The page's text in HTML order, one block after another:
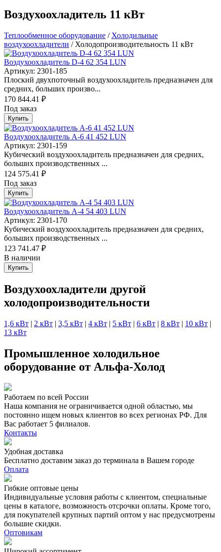
Воздухоохладитель 11 кВт
Теплообменное оборудование / Холодильные
воздухоохладители / Холодопроизводительность 11 кВт
Воздухоохладитель D-4 62 354 LUN
Артикул: 2301-185
Плоский двухпоточный воздухоохладитель предназначен для
средних, больших произво...
170 844.41 ₽
Под заказ
Купить
Воздухоохладитель А-6 41 452 LUN
Артикул: 2301-159
Кубический воздухоохладитель предназначен для средних,
больших производственных ...
124 575.41 ₽
Под заказ
Купить
Воздухоохладитель А-4 54 403 LUN
Артикул: 2301-170
Кубический воздухоохладитель предназначен для средних,
больших производственных ...
123 741.47 ₽
В наличии
Купить
Воздухоохладители другой
холодопроизводительности
1,6 кВт | 2 кВт | 3,5 кВт | 4 кВт | 5 кВт | 6 кВт | 8 кВт | 10 кВт |
13 кВт
Промышленное холодильное
оборудование от Альфа-Холод
Работаем по всей России
Наша компания не ограничивается одной областью, мы
постоянно ищем новых клиентов во всех регионах РФ. Для
Вас работает 5 филиалов.
Контакты
Удобная доставка
Бесплатно доставим заказ до терминала в Вашем городе
Оплата
Гибкие оптовые цены
Индивидуальные условия работы с клиентом, специальные
цены в каталоге, возможность отсрочки оплаты. Кроме того,
для покупателей крупных партий оптом у нас предусмотрены
большие скидки.
Оптовикам